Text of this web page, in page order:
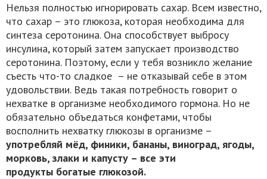
Нельзя полностью игнорировать сахар. Всем известно,
что сахар – это глюкоза, которая необходима для
синтеза серотонина. Она способствует выбросу
инсулина, который затем запускает производство
серотонина. Поэтому, если у тебя возникло желание
съесть что-то сладкое – не отказывай себе в этом
удовольствии. Ведь такая потребность говорит о
нехватке в организме необходимого гормона. Но не
обязательно объедаться конфетами, чтобы
восполнить нехватку глюкозы в организме –
употребляй мёд, финики, бананы, виноград, ягоды,
морковь, злаки и капусту – все эти
продукты богатые глюкозой.